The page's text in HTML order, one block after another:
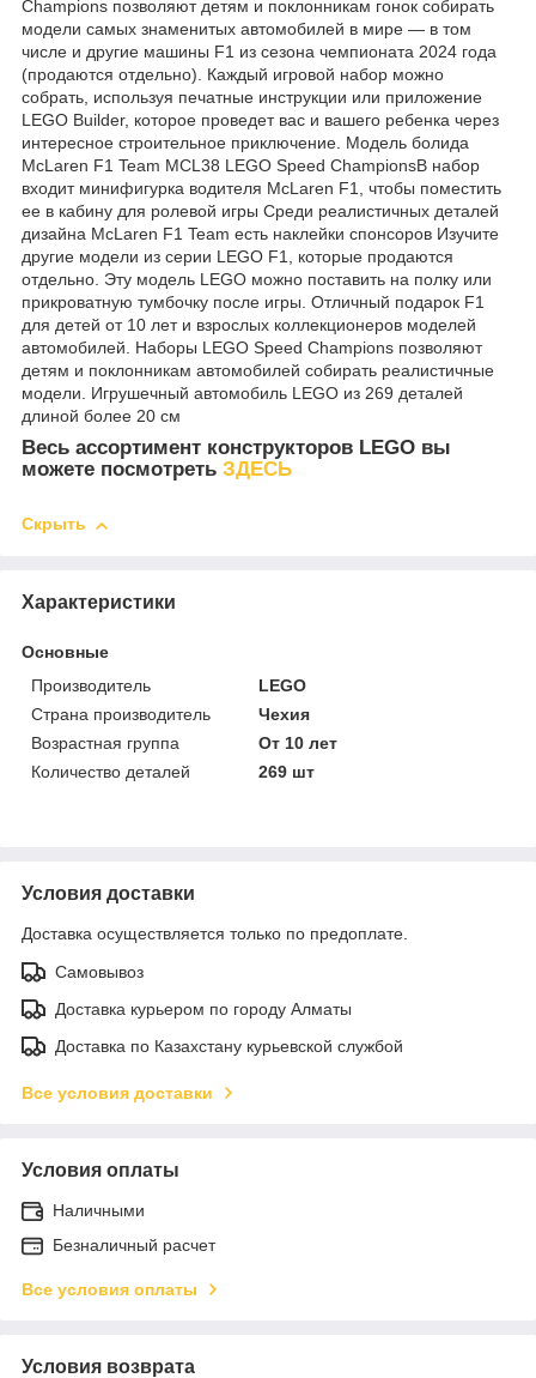
Champions позволяют детям и поклонникам гонок собирать
модели самых знаменитых автомобилей в мире — в том
числе и другие машины F1 из сезона чемпионата 2024 года
(продаются отдельно). Каждый игровой набор можно
собрать, используя печатные инструкции или приложение
LEGO Builder, которое проведет вас и вашего ребенка через
интересное строительное приключение. Модель болида
McLaren F1 Team MCL38 LEGO Speed ChampionsВ набор
входит минифигурка водителя McLaren F1, чтобы поместить
ее в кабину для ролевой игры Среди реалистичных деталей
дизайна McLaren F1 Team есть наклейки спонсоров Изучите
другие модели из серии LEGO F1, которые продаются
отдельно. Эту модель LEGO можно поставить на полку или
прикроватную тумбочку после игры. Отличный подарок F1
для детей от 10 лет и взрослых коллекционеров моделей
автомобилей. Наборы LEGO Speed Champions позволяют
детям и поклонникам автомобилей собирать реалистичные
модели. Игрушечный автомобиль LEGO из 269 деталей
длиной более 20 см
Весь ассортимент конструкторов LEGO вы
можете посмотреть ЗДЕСЬ
Скрыть
Характеристики
Основные
Производитель
LEGO
Страна производитель
Чехия
Возрастная группа
От 10 лет
Количество деталей
269 шт
Условия доставки
Доставка осуществляется только по предоплате.
Самовывоз
Доставка курьером по городу Алматы
Доставка по Казахстану курьевской службой
Все условия доставки
Условия оплаты
Наличными
Безналичный расчет
Все условия оплаты
Условия возврата